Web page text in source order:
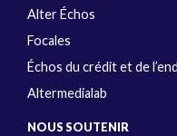
Alter Échos
Focales
Échos du crédit et de
Altermedialab
NOUS SOUTENIR